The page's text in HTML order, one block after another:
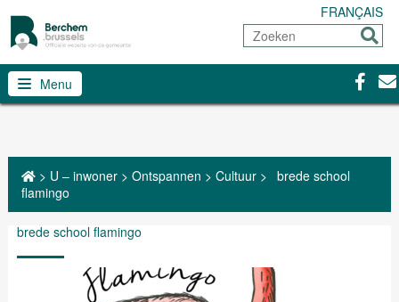
FRANÇAIS
Zoeken
Sturen
Menu
> U – inwoner> Ontspannen > Cultuur> brede school
flamingo
brede school flamingo